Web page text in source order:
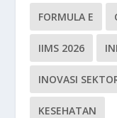
FORMULA E
IIMS 2026
INOVASI
KESEHATAN